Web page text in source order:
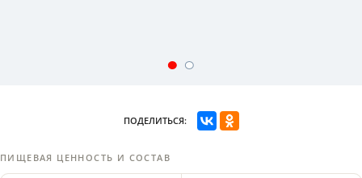
ПОДЕЛИТЬСЯ:
ПИЩЕВАЯ ЦЕННОСТЬ И СОСТАВ